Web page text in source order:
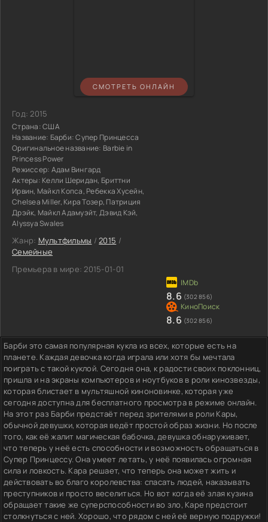
СМОТРЕТЬ ОНЛАЙН
Год:2015
Страна:США
Название: Барби: Супер Принцесса
Оригинальное название: Barbie in
Princess Power
Режиссер: Адам Вингард
Актеры: Келли Шеридан, Бриттни
Ирвин, Майкл Копса, Ребекка Хусейн,
Chelsea Miller, Кира Тозер, Патриция
Дрэйк, Майкл Адамуэйт, Дэвид Кэй,
Alyssya Swales
Жанр: Мультфильмы /2015 /
Семейные
Премьера в мире: 2015-01-01
8.6 (302 856)
8.6 (302 856)
Барби это самая популярная кукла из всех, которые есть на
планете. Каждая девочка когда играла или хотя бы мечтала
поиграть с такой куклой. Сегодня она, к радости своих поклонниц,
пришла и на экраны компьютеров и ноутбуков в роли кинозвезды,
которая блистает в мультяшной киноновинке, которая уже
сегодня доступна для бесплатного просмотра в режиме онлайн.
На этот раз Барби предстаёт перед зрителями в роли Кары,
обычной девушки, которая ведёт простой образ жизни. Но после
того, как её жалит магическая бабочка, девушка обнаруживает,
что теперь у неё есть способности и возможность обращаться в
Супер Принцессу. Она умеет летать, у неё появилась огромная
сила и ловкость. Кара решает, что теперь она может жить и
действовать во благо королевства: спасать людей, наказывать
преступников и просто веселиться. Но вот когда её злая кузина
обращает такие же суперспособности во зло, Каре предстоит
столкнуться с ней. Хорошо, что рядом с ней её верную подружки!